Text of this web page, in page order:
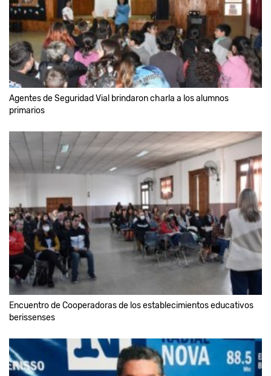
Agentes de Seguridad Vial brindaron charla a los alumnos
primarios
Encuentro de Cooperadoras de los establecimientos educativos
berissenses